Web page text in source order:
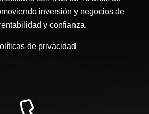
inversión y negocios de
y confianza.
de privacidad